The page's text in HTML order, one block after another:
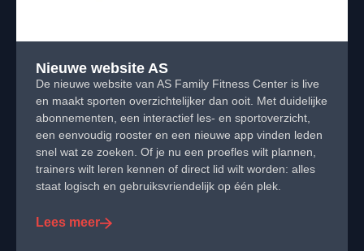
Nieuwe website AS
De nieuwe website van AS Family Fitness Center is live
en maakt sporten overzichtelijker dan ooit. Met duidelijke
abonnementen, een interactief les- en sportoverzicht,
een eenvoudig rooster en een nieuwe app vinden leden
snel wat ze zoeken. Of je nu een proefles wilt plannen,
trainers wilt leren kennen of direct lid wilt worden: alles
staat logisch en gebruiksvriendelijk op één plek.
Lees meer